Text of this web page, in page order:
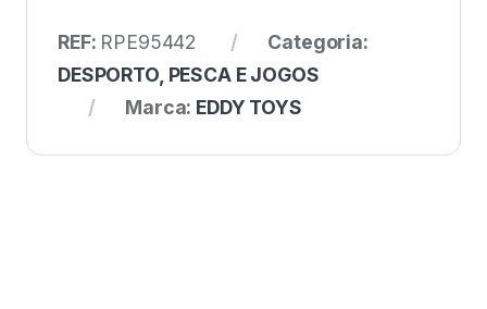
REF: RPE95442
Categoria:
DESPORTO, PESCA E JOGOS
Marca: EDDY TOYS